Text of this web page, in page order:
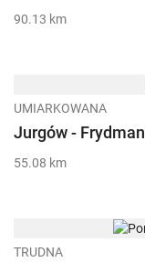
90.13 km
UMIARKOWANA
Jurgów - Frydman
55.08 km
TRUDNA